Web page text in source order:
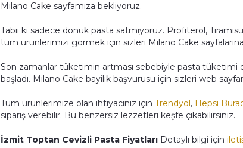
Milano Cake sayfamıza bekliyoruz.
Tabii ki sadece donuk pasta satmıyoruz. Profiterol,
tüm ürünlerimizi görmek için sizleri Milano Cake
Son zamanlar tüketimin artması sebebiyle pasta tüketimi
başladı. Milano Cake bayilik başvurusu için sizleri web
Tüm ürünlerimize olan ihtiyacınız içinTrendyol, Hepsi
sipariş verebilir. Bu benzersiz lezzetleri keşfe çıkabilirsiniz.
İzmit Toptan Cevizli Pasta Fiyatları Detaylı bilgi için